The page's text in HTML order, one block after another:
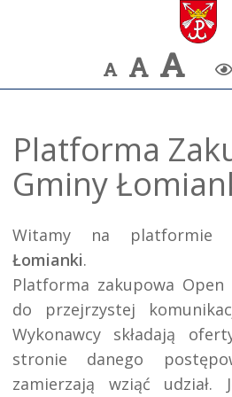
DomyślnaWiększa
czcionkaczcionka
Platforma
Gminy
Witamy na platformie
Łomianki.
Platforma zakupowa
do przejrzystej
Wykonawcy składają
stronie danego
zamierzają wziąć udział.